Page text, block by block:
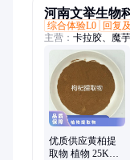
河南文举生物
综合体验L0
回复
主营： 卡拉胶、魔
胶、海藻酸钠、纳
素、酪蛋白酸钠、
优质供应黄柏提
取物 植物 25KG/